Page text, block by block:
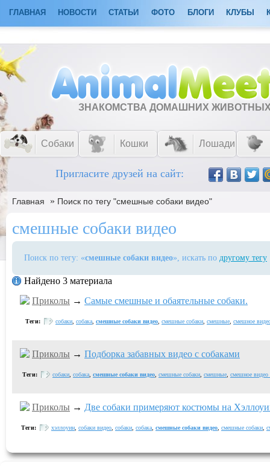
ГЛАВНАЯ НОВОСТИ СТАТЬИ ФОТО БЛОГИ КЛУБЫ
ЗНАКОМСТВА ДОМАШНИХ
Собаки Кошки Лошади
Пригласите друзей на сайт:
Главная » Поиск по тегу "смешные собаки видео"
смешные собаки видео
Поиск по тегу: «смешные собаки видео», искать по другому тегу
Найдено 3 материала
Приколы → Самые смешные и обаятельные собаки.
Теги: собаки собака смешные собаки видео смешные собаки смешные смешное
Приколы → Подборка забавных видео с собаками
Теги: собаки собака смешные собаки видео смешные собаки смешные смешное видео
Приколы → Две собаки примеряют костюмы на
Теги: хэллоуин собаки видео собаки собака смешные собаки видео смешные собаки